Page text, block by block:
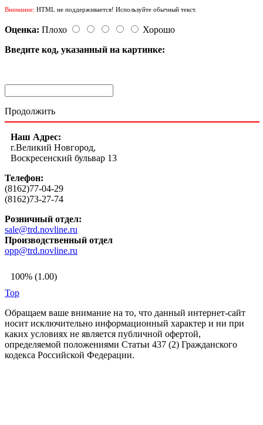
Внимание: HTML не поддерживается! Используйте обычный текст.
Оценка: Плохо
Хорошо
Введите код, указанный на картинке:
Продолжить
Наш Адрес:
г.Великий Новгород,
Воскресенский бульвар 13
Телефон:
(8162)77-04-29
(8162)73-27-74
Розничный отдел:
sale@trd.novline.ru
Производственный отдел
opp@trd.novline.ru
100% (1.00)
Top
Обращаем ваше внимание на то, что данный интернет-сайт
носит исключительно информационный характер и ни при
каких условиях не является публичной офертой,
определяемой положениями Статьи 437 (2) Гражданского
кодекса Российской Федерации.